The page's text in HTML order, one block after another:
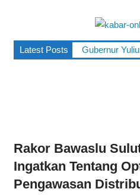
terpercaya
dalam
Latest Posts Gubernur
Rakor Bawaslu
Ingatkan Tentang
Pengawasan